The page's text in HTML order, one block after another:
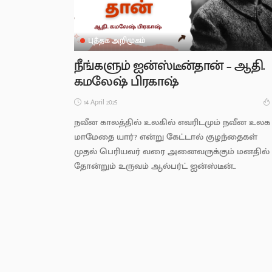
புத்தக அறிமுகம்
நீங்களும் ஐன்ஸ்டீன்தான் – ஆதி.
கமலேஷ் பிரகாஷ்
14 April 2025
நவீன காலத்தில் உலகில் எவரிடமும் நவீன உலக
மாமேதை யார்? என்று கேட்டால் குழந்தைகள்
முதல் பெரியவர் வரை அனைவருக்கும் மனதில்
தோன்றும் உருவம் ஆல்பர்ட் ஐன்ஸ்டீன்...